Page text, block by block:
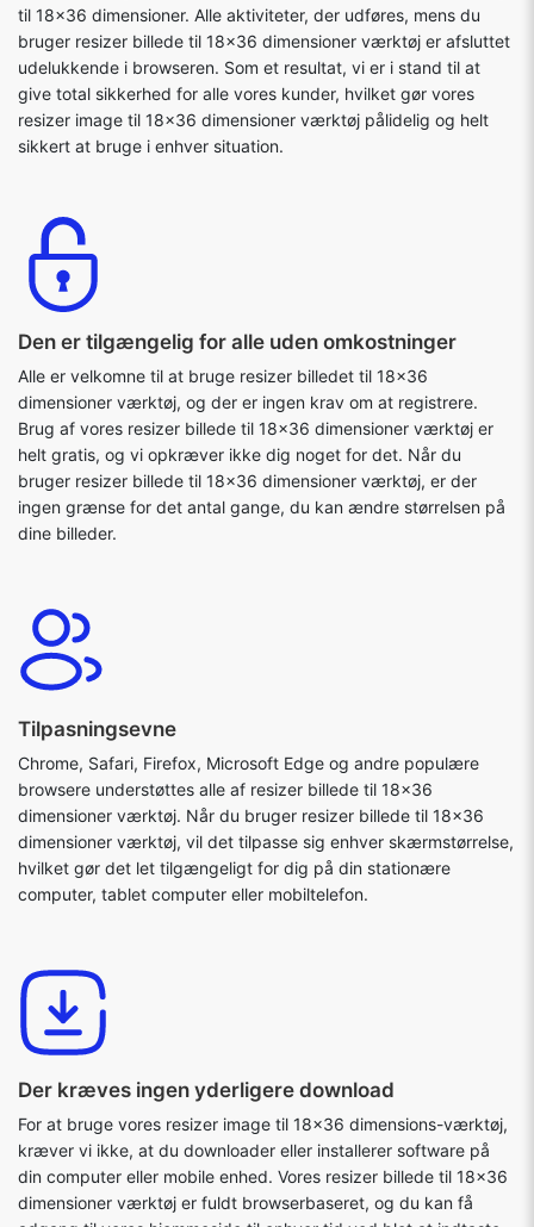
til 18x36 dimensioner. Alle aktiviteter, der udføres, mens du
bruger resizer billede til 18x36 dimensioner værktøj er afsluttet
udelukkende i browseren. Som et resultat, vi er i stand til at
give total sikkerhed for alle vores kunder, hvilket gør vores
resizer image til 18x36 dimensioner værktøj pålidelig og helt
sikkert at bruge i enhver situation.
Den er tilgængelig for alle uden omkostninger
Alle er velkomne til at bruge resizer billedet til 18x36
dimensioner værktøj, og der er ingen krav om at registrere.
Brug af vores resizer billede til 18x36 dimensioner værktøj er
helt gratis, og vi opkræver ikke dig noget for det. Når du
bruger resizer billede til 18x36 dimensioner værktøj, er der
ingen grænse for det antal gange, du kan ændre størrelsen på
dine billeder.
Tilpasningsevne
Chrome, Safari, Firefox, Microsoft Edge og andre populære
browsere understøttes alle af resizer billede til 18x36
dimensioner værktøj. Når du bruger resizer billede til 18x36
dimensioner værktøj, vil det tilpasse sig enhver skærmstørrelse,
hvilket gør det let tilgængeligt for dig på din stationære
computer, tablet computer eller mobiltelefon.
Der kræves ingen yderligere download
For at bruge vores resizer image til 18x36 dimensions-værktøj,
kræver vi ikke, at du downloader eller installerer software på
din computer eller mobile enhed. Vores resizer billede til 18x36
dimensioner værktøj er fuldt browserbaseret, og du kan få